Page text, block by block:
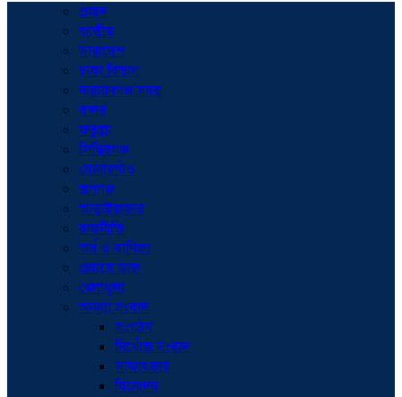
প্রচ্ছদ
জাতীয়
সারাদেশ
ঢাকা বিভাগ
নারায়ণগঞ্জ সদর
বন্দর
ফতুল্লা
সিদ্ধিরগঞ্জ
সোনারগাঁও
রূপগঞ্জ
আড়াইহাজার
রাজনীতি
অর্থ ও বাণিজ্য
প্রবাসে ডাক
খেলাধুলা
অনন্যা সংবাদ
সংগঠন
নিখোঁজ সংবাদ
সাক্ষাৎকার
বিনোদন